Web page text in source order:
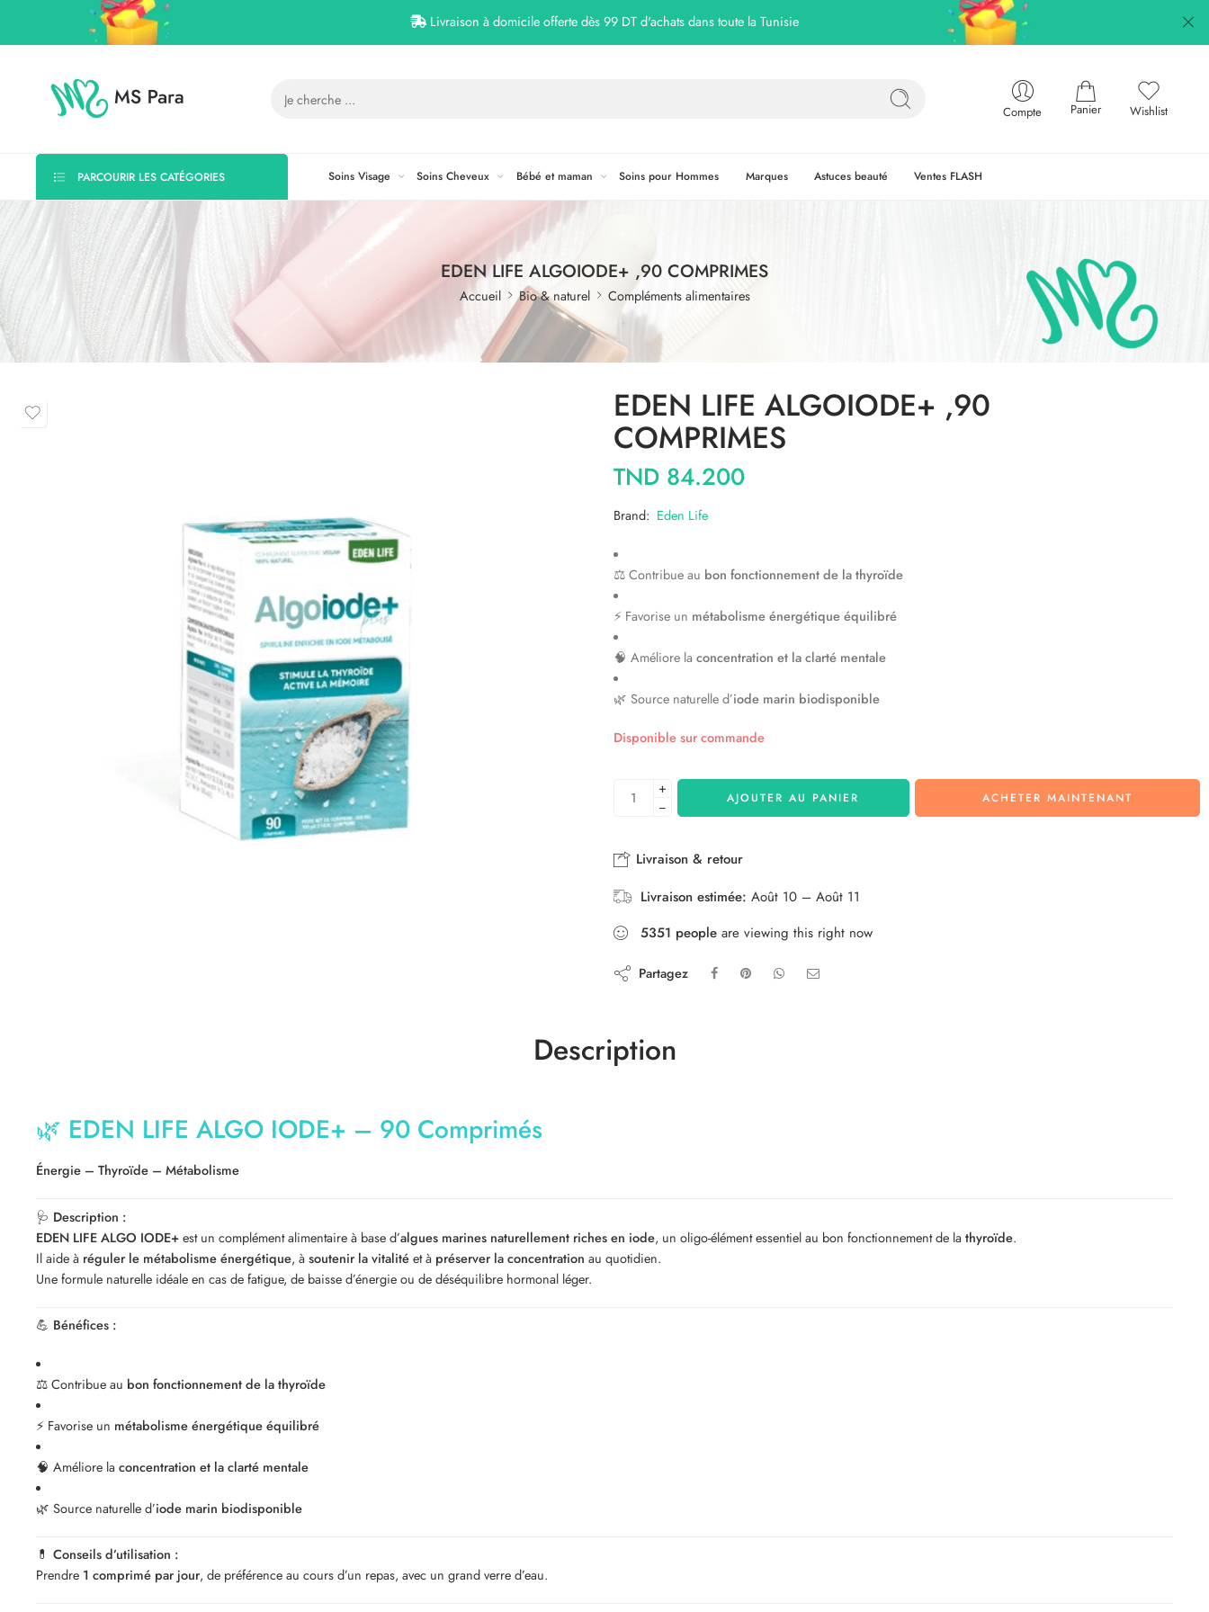
Livraison à domicile offerte dès 99 DT d'achats dans toute la Tunisie
Compte Panier Wishlist
PARCOURIR LES CATÉGORIES Soins Visage Soins Cheveux Bébé et maman Soins pour Hommes Marques Astuces beauté Ventes FLASH
EDEN LIFE ALGOIODE+ ,90 COMPRIMES
Accueil Bio & naturel Compléments alimentaires
EDEN LIFE ALGOIODE+ ,90
COMPRIMES
TND 84.200
Brand: Eden Life
⚖️ Contribue au bon fonctionnement de la thyroïde
⚡ Favorise un métabolisme énergétique équilibré
🧠 Améliore la concentration et la clarté mentale
🌿 Source naturelle d’iode marin biodisponible
Disponible sur commande
+
−
AJOUTER AU PANIER ACHETER MAINTENANT
Livraison & retour
Livraison estimée: Août 10 – Août 11
5351 people are viewing this right now
Partagez
Description
🌿 EDEN LIFE ALGO IODE+ – 90 Comprimés
Énergie – Thyroïde – Métabolisme
🩺 Description :
EDEN LIFE ALGO IODE+est un complément alimentaire à base d’algues marines naturellement riches en iode, un oligo-élément essentiel au bon fonctionnement de la thyroïde.
Il aide à réguler le métabolisme énergétique, àsoutenir la vitalitéet à préserver la concentration au quotidien.
Une formule naturelle idéale en cas de fatigue, de baisse d’énergie ou de déséquilibre hormonal léger.
💪 Bénéfices :
⚖️ Contribue au bon fonctionnement de la thyroïde
⚡ Favorise un métabolisme énergétique équilibré
🧠 Améliore la concentration et la clarté mentale
🌿 Source naturelle d’iode marin biodisponible
💊 Conseils d’utilisation :
Prendre 1 comprimé par jour, de préférence au cours d’un repas, avec un grand verre d’eau.